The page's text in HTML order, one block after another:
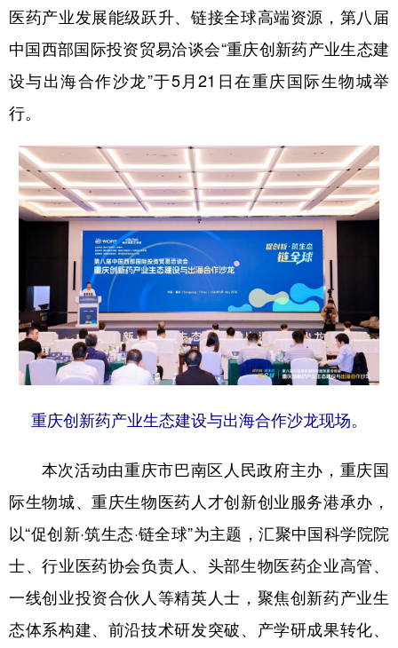
医药产业发展能级跃升、链接全球高端资源，第八届
中国西部国际投资贸易洽谈会“重庆创新药产业生态建
设与出海合作沙龙”于5月21日在重庆国际生物城举
行。
重庆创新药产业生态建设与出海合作沙龙现场。
本次活动由重庆市巴南区人民政府主办，重庆国
际生物城、重庆生物医药人才创新创业服务港承办，
以“促创新·筑生态·链全球”为主题，汇聚中国科学院院
士、行业医药协会负责人、头部生物医药企业高管、
一线创业投资合伙人等精英人士，聚焦创新药产业生
态体系构建、前沿技术研发突破、产学研成果转化、